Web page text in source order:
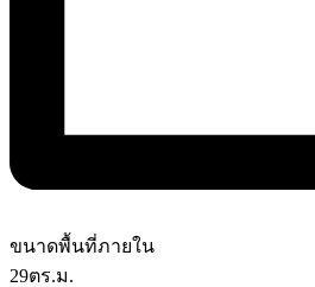
ขนาดพื้นที่ภายใน
29ตร.ม.